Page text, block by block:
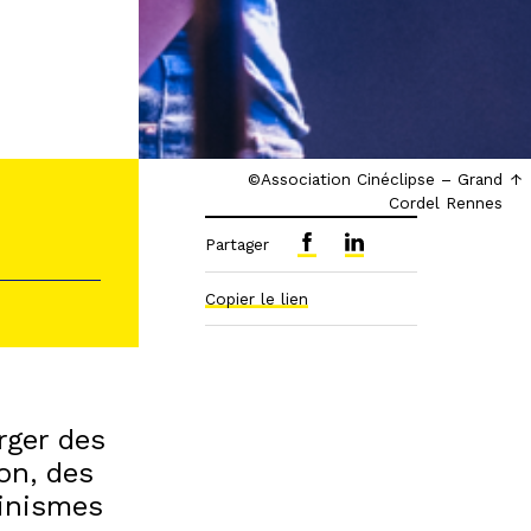
©Association Cinéclipse – Grand
Cordel Rennes
des
des
Partager
Copier le lien